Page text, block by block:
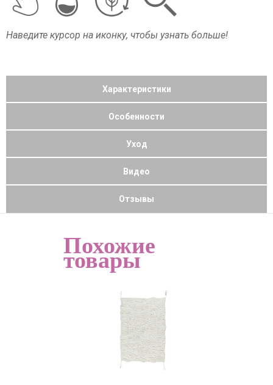
Наведите курсор на иконку, чтобы узнать больше!
Характеристики
Особенности
Уход
Видео
Отзывы
Похожие
товары